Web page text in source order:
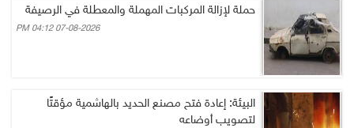
حملة لإزالة المركبات المهملة والمعطلة في الرصيفة
07-08-2026 04:12 PM
البيئة: إعادة فتح مصنع الحديد بالهاشمية مؤقتًا
لتصويب أوضاعه